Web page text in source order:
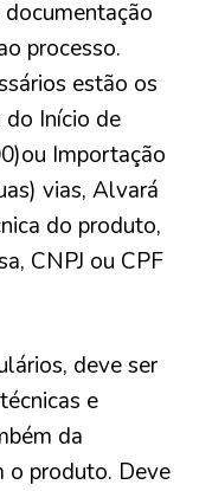
processo.
estão os
Início de
Importação
vias, Alvará
do produto,
CNPJ ou CPF
deve ser
e
da
o produto. Deve